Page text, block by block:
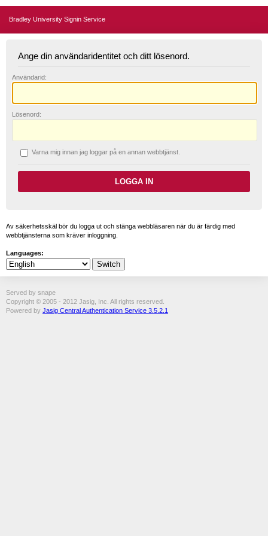
Bradley University Signin Service
Ange din användaridentitet och ditt lösenord.
Användarid:
L ösenord:
Varna mig innan jag loggar på en annan webbtjänst.
Av säkerhetsskäl bör du logga ut och stänga webbläsaren när du är färdig med
webbtjänsterna som kräver inloggning.
Languages:
Served by snape
Copyright © 2005 - 2012 Jasig, Inc. All rights reserved.
Powered by Jasig Central Authentication Service 3.5.2.1